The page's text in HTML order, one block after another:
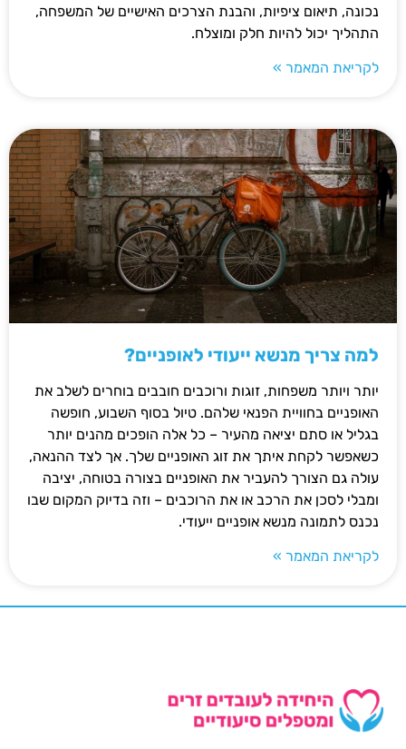
נכונה, תיאום ציפיות, והבנת הצרכים האישיים של המשפחה,
התהליך יכול להיות חלק ומוצלח.
לקריאת המאמר »
למה צריך מנשא ייעודי לאופניים?
יותר ויותר משפחות, זוגות ורוכבים חובבים בוחרים לשלב את
האופניים בחוויית הפנאי שלהם. טיול בסוף השבוע, חופשה
בגליל או סתם יציאה מהעיר – כל אלה הופכים מהנים יותר
כשאפשר לקחת איתך את זוג האופניים שלך. אך לצד ההנאה,
עולה גם הצורך להעביר את האופניים בצורה בטוחה, יציבה
ומבלי לסכן את הרכב או את הרוכבים – וזה בדיוק המקום שבו
נכנס לתמונה מנשא אופניים ייעודי.
לקריאת המאמר »